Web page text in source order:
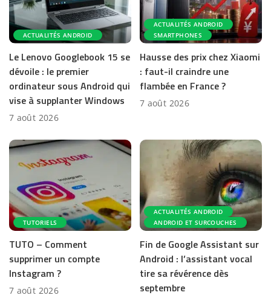
ACTUALITÉS ANDROID
Le Lenovo Googlebook 15 se
dévoile : le premier
ordinateur sous Android qui
vise à supplanter Windows
7 août 2026
ACTUALITÉS ANDROID
SMARTPHONES
Hausse des prix chez Xiaomi
: faut-il craindre une
flambée en France ?
7 août 2026
TUTORIELS
TUTO – Comment
supprimer un compte
Instagram ?
7 août 2026
ACTUALITÉS ANDROID
ANDROID ET SURCOUCHES
Fin de Google Assistant sur
Android : l’assistant vocal
tire sa révérence dès
septembre